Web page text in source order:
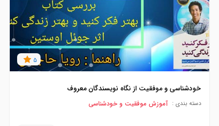
5
خودشناسی و موفقیت از نگاه نویسندگان معروف
دسته بندی : آموزش موفقیت و خودشناسی